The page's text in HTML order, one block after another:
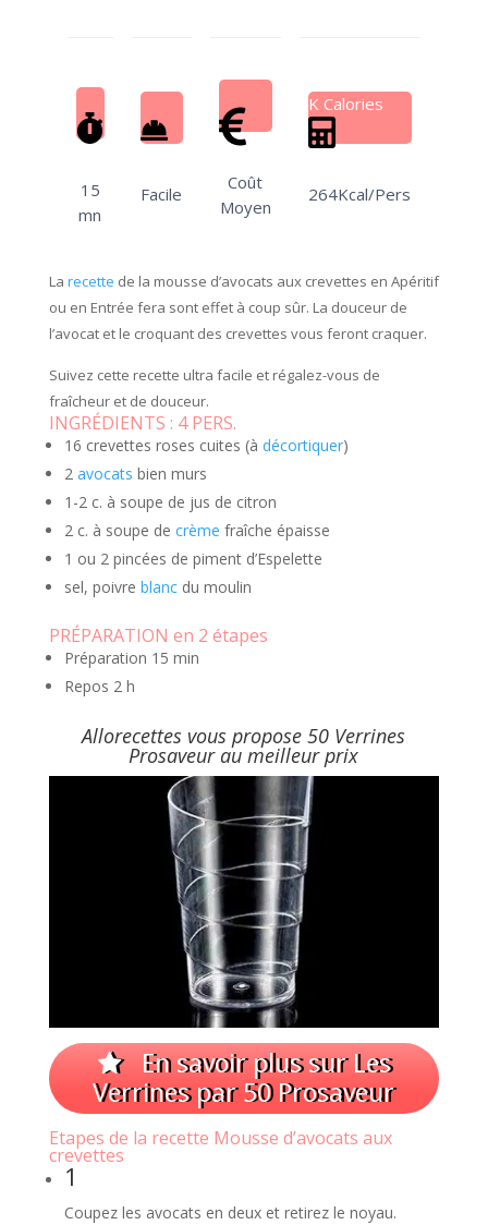
15
mn
Facile
Coût
Moyen
K Calories
264Kcal/Pers
La recette de la mousse d’avocats aux crevettes en Apéritif
ou en Entrée fera sont effet à coup sûr. La douceur de
l’avocat et le croquant des crevettes vous feront craquer.
Suivez cette recette ultra facile et régalez-vous de
fraîcheur et de douceur.
INGRÉDIENTS : 4 PERS.
16 crevettes roses cuites (à décortiquer)
2 avocats bien murs
1-2 c. à soupe de jus de citron
2 c. à soupe de crème fraîche épaisse
1 ou 2 pincées de piment d’Espelette
sel, poivre blancdu moulin
PRÉPARATION en 2 étapes
Préparation 15 min
Repos 2 h
Allorecettes vous propose 50 Verrines
Prosaveur au meilleur prix
En savoir plus sur Les
Verrines par 50 Prosaveur
Etapes de la recette Mousse d’avocats aux
crevettes
1
Coupez les avocats en deux et retirez le noyau.